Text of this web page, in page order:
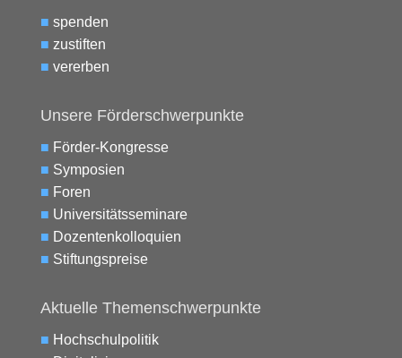
■ spenden
■ zustiften
■ vererben
Unsere Förderschwerpunkte
■ Förder-Kongresse
■ Symposien
■ Foren
■ Universitätsseminare
■ Dozentenkolloquien
■ Stiftungspreise
Aktuelle Themenschwerpunkte
■ Hochschulpolitik